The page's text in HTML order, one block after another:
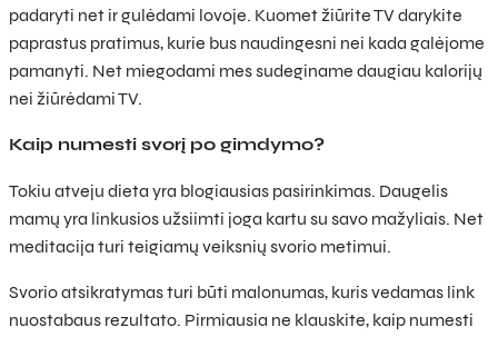
padaryti net ir gulėdami lovoje. Kuomet žiūrite TV darykite
paprastus pratimus, kurie bus naudingesni nei kada galėjome
pamanyti. Net miegodami mes sudeginame daugiau kalorijų
nei žiūrėdami TV.
Kaip numesti svorį po gimdymo?
Tokiu atveju dieta yra blogiausias pasirinkimas. Daugelis
mamų yra linkusios užsiimti joga kartu su savo mažyliais. Net
meditacija turi teigiamų veiksnių svorio metimui.
Svorio atsikratymas turi būti malonumas, kuris vedamas link
nuostabaus rezultato. Pirmiausia ne klauskite, kaip numesti